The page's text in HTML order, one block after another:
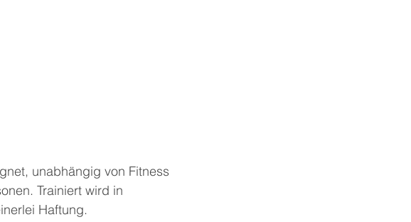
unabhängig von Fitness
Trainiert wird in
Haftung.